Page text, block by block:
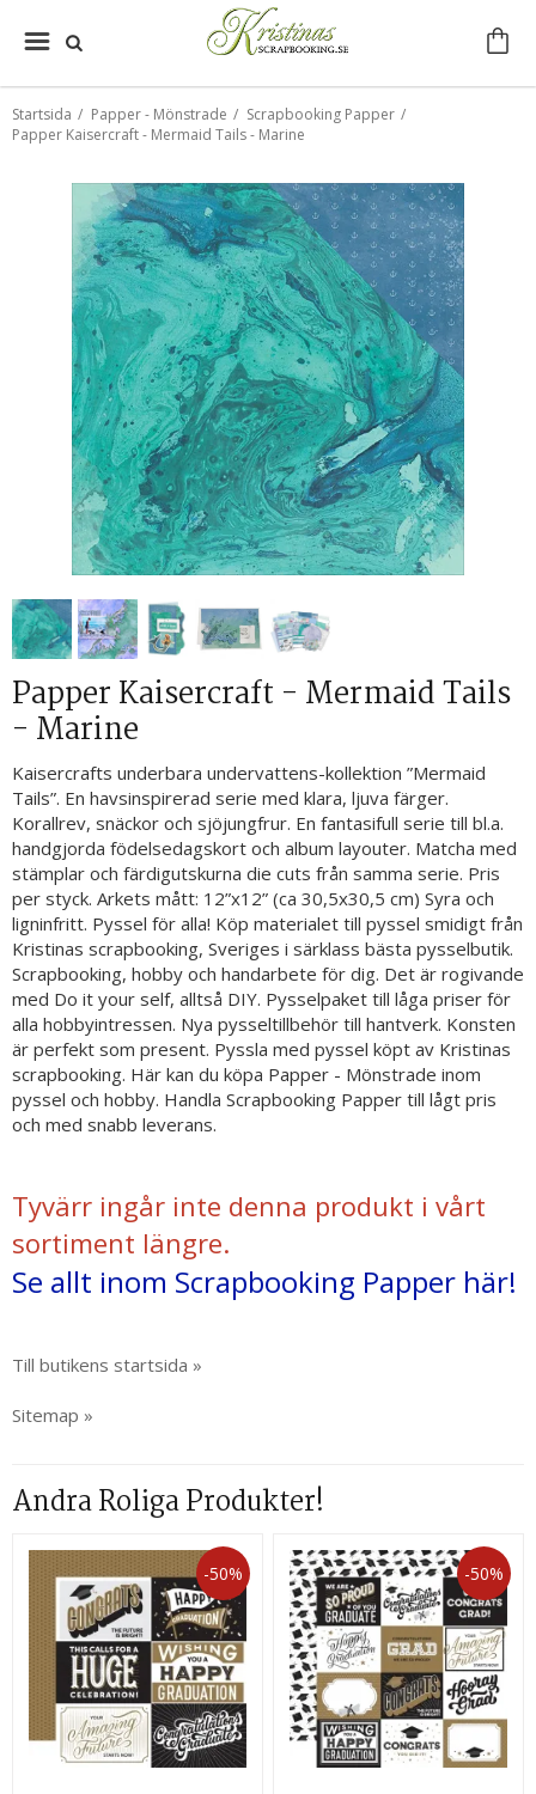
Startsida / Papper - Mönstrade / Scrapbooking Papper /
Papper Kaisercraft - Mermaid Tails - Marine
Papper Kaisercraft - Mermaid Tails
- Marine
Kaisercrafts underbara undervattens-kollektion ”Mermaid
Tails”. En havsinspirerad serie med klara, ljuva färger.
Korallrev, snäckor och sjöjungfrur. En fantasifull serie till bl.a.
handgjorda födelsedagskort och album layouter. Matcha med
stämplar och färdigutskurna die cuts från samma serie. Pris
per styck. Arkets mått: 12”x12” (ca 30,5x30,5 cm) Syra och
ligninfritt. Pyssel för alla! Köp materialet till pyssel smidigt från
Kristinas scrapbooking, Sveriges i särklass bästa pysselbutik.
Scrapbooking, hobby och handarbete för dig. Det är rogivande
med Do it your self, alltså DIY. Pysselpaket till låga priser för
alla hobbyintressen. Nya pysseltillbehör till hantverk. Konsten
är perfekt som present. Pyssla med pyssel köpt av Kristinas
scrapbooking. Här kan du köpa Papper - Mönstrade inom
pyssel och hobby. Handla Scrapbooking Papper till lågt pris
och med snabb leverans.
Tyvärr ingår inte denna produkt i vårt
sortiment längre.
Se allt inom Scrapbooking Papper här!
Till butikens startsida »
Sitemap »
Andra Roliga Produkter!
-50% -50%